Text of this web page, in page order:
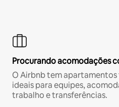
Procurando acomodações
O Airbnb tem
ideais para equipes,
trabalho e transferências.